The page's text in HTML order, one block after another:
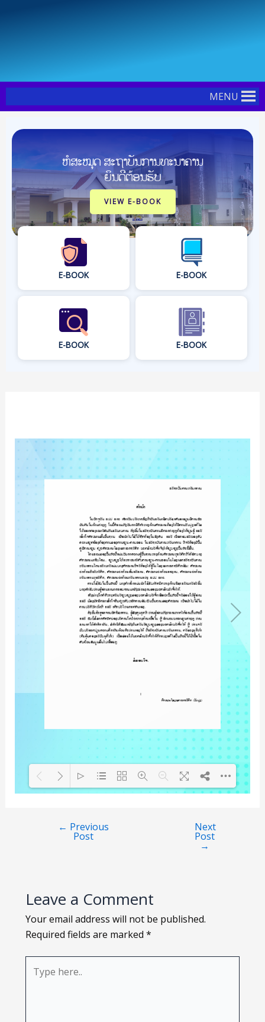
MENU
ຫໍສະໝຸດ ສະຖາບັນການທະນາຄານ
ຍິນດີຕ້ອນຮັບ
VIEW E-BOOK
E-BOOK E-BOOK
E-BOOK E-BOOK
← Previous
Post
Next
Post
→
Leave a Comment
Your email address will not be published.
Required fields are marked *
here..